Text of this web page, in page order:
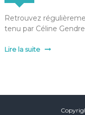
Retrouvez
tenu par Céline
Lire la suite